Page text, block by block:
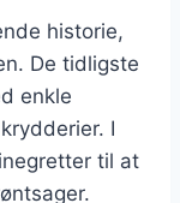
historie,
De tidligste
enkle
I
til at